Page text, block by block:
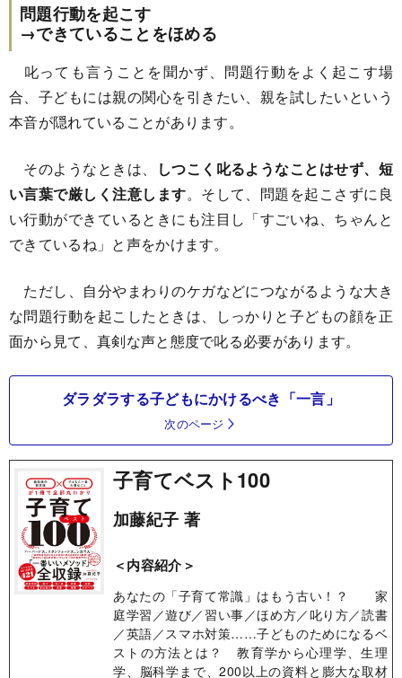
問題行動を起こす
→できていることをほめる
叱っても言うことを聞かず、問題行動をよく起こす場
合、子どもには親の関心を引きたい、親を試したいという
本音が隠れていることがあります。
そのようなときは、
しつこく叱るようなことはせず、短
い言葉で厳しく注意します。そして、問題を起こさずに良
い行動ができているときにも注目し「すごいね、ちゃんと
できているね」と声をかけます。
ただし、自分やまわりのケガなどにつながるような大き
な問題行動を起こしたときは、しっかりと子どもの顔を正
面から見て、真剣な声と態度で叱る必要があります。
ダラダラする子どもにかけるべき「一言」
次のページ
子育てベスト100
加藤紀子 著
＜内容紹介＞
あなたの「子育て常識」はもう古い！？ 家
庭学習／遊び／習い事／ほめ方／叱り方／読書
／英語／スマホ対策……子どものためになるベ
ストの方法とは？ 教育学から心理学、生理
学、脳科学まで、200以上の資料と膨大な取材